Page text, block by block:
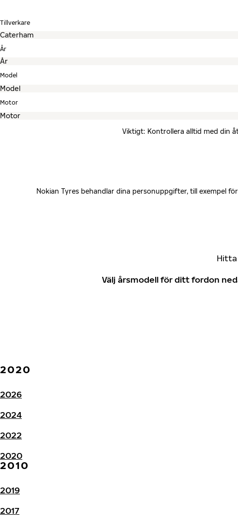
Tillverkare
År
Model
Motor
Viktigt: Kontrollera alltid med din
Nokian Tyres behandlar dina personuppgifter, till exempel
Välj årsmodell för ditt fordon
2020
2026
2024
2022
2020
2010
2019
2017